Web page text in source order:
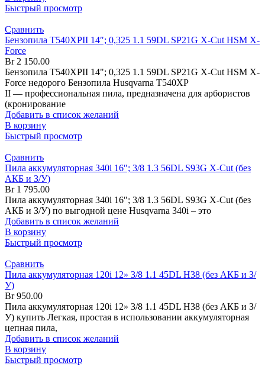
Быстрый просмотр
Сравнить
Бензопила T540XPII 14″; 0,325 1.1 59DL SP21G X-Cut HSM X-
Force
Br2 150.00
Бензопила T540XPII 14"; 0,325 1.1 59DL SP21G X-Cut HSM X-
Force недорого Бензопила Husqvarna T540XP
II — профессиональная пила, предназначена для арбористов
(кронирование
Добавить в список желаний
В корзину
Быстрый просмотр
Сравнить
Пила аккумуляторная 340i 16″; 3/8 1.3 56DL S93G X-Cut (без
АКБ и З/У)
Br1 795.00
Пила аккумуляторная 340i 16″; 3/8 1.3 56DL S93G X-Cut (без
АКБ и З/У) по выгодной цене Husqvarna 340i – это
Добавить в список желаний
В корзину
Быстрый просмотр
Сравнить
Пила аккумуляторная 120i 12» 3/8 1.1 45DL H38 (без АКБ и З/
У)
Br950.00
Пила аккумуляторная 120i 12» 3/8 1.1 45DL H38 (без АКБ и З/
У) купить Легкая, простая в использовании аккумуляторная
цепная пила,
Добавить в список желаний
В корзину
Быстрый просмотр